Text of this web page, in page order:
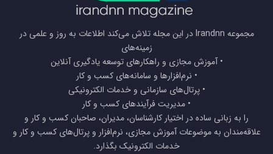
مجموعه Irandnn در این مجله تلاش می‌کند اطلاعات به روز و علمی در
زمینه‌های
• آموزش مجازی و راهکارهای توسعه یادگیری آنلاین
• نرم‌افزارها و سامانه‌های کسب و کار
• پرتال‌های سازمانی و خدمات الکترونیکی
• مدیریت فرآیندهای کسب و کار
را به زبانی ساده در اختیار کارشناسان، مدیران، صاحبان کسب و کار و
علاقه‌مندان به موضوعات آموزش مجازی، نرم‌افزار و پرتال‌های کسب و کار و
خدمات الکترونیک بگذارد.